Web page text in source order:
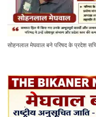
सोहनलाल मेघवाल बने परिषद के प्रदेश